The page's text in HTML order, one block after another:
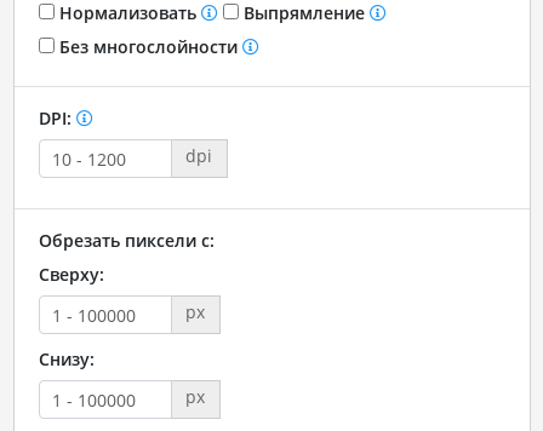
Нормализовать
Выпрямление
Без многослойности
DPI:
dpi
Обрезать пиксели с:
Сверху:
px
Снизу:
px